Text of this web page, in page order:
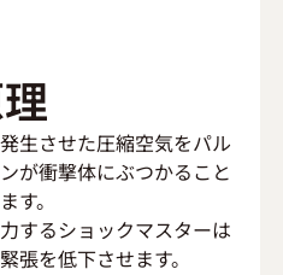
生させた圧縮空気をパル
が衝撃体にぶつかること
す。
するショックマスターは
張を低下させます。